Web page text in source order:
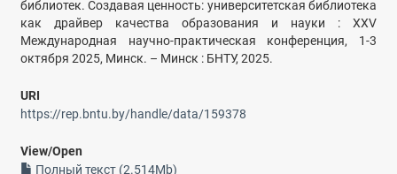
библиотек. Создавая ценность: университетская библиотека
как драйвер качества образования и науки : XXV
Международная научно-практическая конференция, 1-3
октября 2025, Минск. – Минск : БНТУ, 2025.
URI
https://rep.bntu.by/handle/data/159378
View/Open
Полный текст (2.514Mb)